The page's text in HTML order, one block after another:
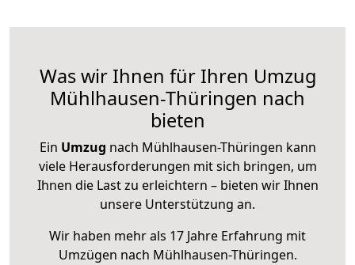
Was wir Ihnen für Ihren Umzug
Mühlhausen-Thüringen nach
bieten
Ein Umzug nach Mühlhausen-Thüringen kann
viele Herausforderungen mit sich bringen, um
Ihnen die Last zu erleichtern – bieten wir Ihnen
unsere Unterstützung an.
Wir haben mehr als 17 Jahre Erfahrung mit
Umzügen nach Mühlhausen-Thüringen.